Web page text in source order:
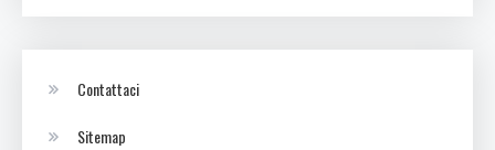
Contattaci
Sitemap